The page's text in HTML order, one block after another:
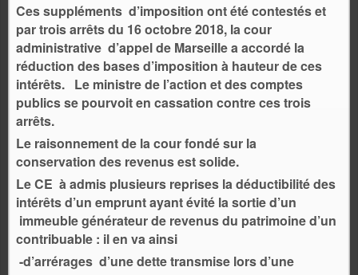
Ces suppléments d’imposition ont été contestés et
par trois arrêts du 16 octobre 2018, la cour
administrative d’appel de Marseille a accordé la
réduction des bases d’imposition à hauteur de ces
intérêts. Le ministre de l’action et des comptes
publics se pourvoit en cassation contre ces trois
arrêts.
Le raisonnement de la cour fondé sur la
conservation des revenus est solide.
Le CE à admis plusieurs reprises la déductibilité des
intérêts d’un emprunt ayant évité la sortie d’un
immeuble générateur de revenus du patrimoine d’un
contribuable : il en va ainsi
-d’arrérages d’une dette transmise lors d’une